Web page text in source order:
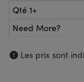
Gratings™
Qté 1+
Need More?
Les prix sont